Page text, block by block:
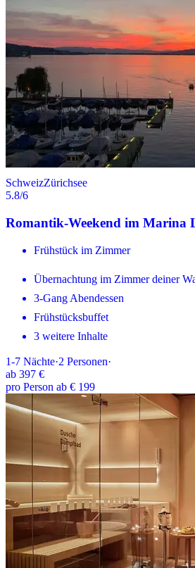
SchweizZürichsee
5.8/6
Romantik-Weekend im Marina
Frühstück im Zimmer
Übernachtung im Zimmer deiner
3-Gang Abendessen
Frühstücksbuffet
3 weitere Inhalte
1-7 Nächte·2 Personen·
ab 397 €
pro Person ab € 199